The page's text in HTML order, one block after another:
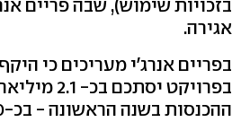
בזכויות שימוש), שבה פריים
אגירה.
בפריים אנרג'י מעריכים כי
בפרויקט
ההכנסות בשנה הראשונה - בכ-530 מיליון שקל.